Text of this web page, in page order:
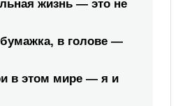
жизнь — это не
в голове —
в этом мире — я и